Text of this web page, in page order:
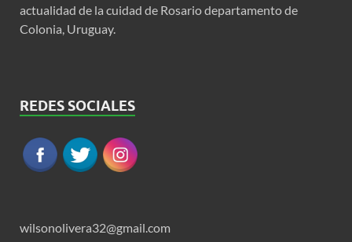
actualidad de la cuidad de Rosario departamento de
Colonia, Uruguay.
REDES SOCIALES
wilsonolivera32@gmail.com